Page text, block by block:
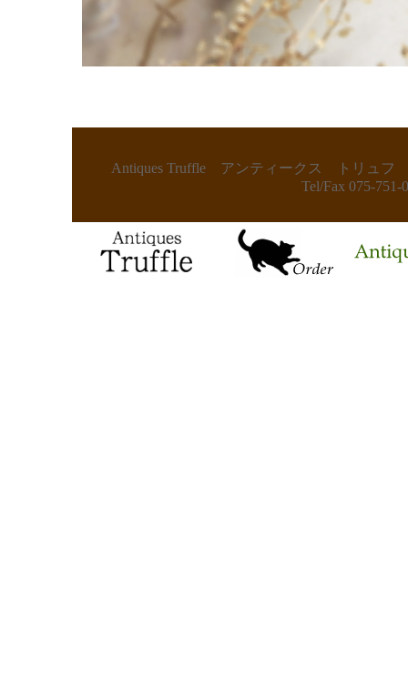
Antiques Truffle アンティークス トリュ
Tel/Fax 075-